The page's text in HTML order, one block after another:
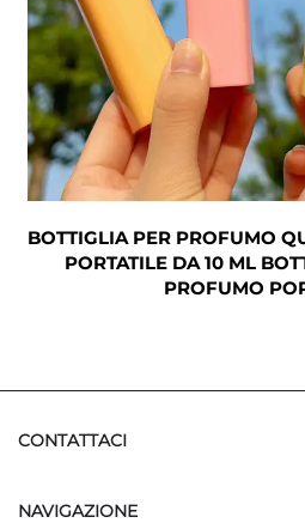
BOTTIGLIA PER PROFUMO
PORTATILE DA 10 ML
PROFUMO
CONTATTACI
NAVIGAZIONE